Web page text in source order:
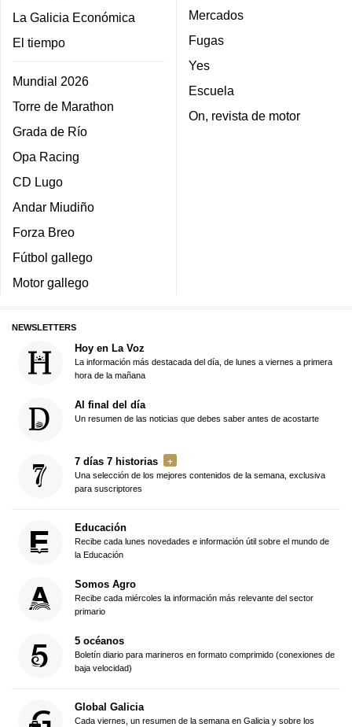
La Galicia Económica
El tiempo
Mundial 2026
Torre de Marathon
Grada de Río
Opa Racing
CD Lugo
Andar Miudiño
Forza Breo
Fútbol gallego
Motor gallego
Mercados
Fugas
Yes
Escuela
On, revista de motor
NEWSLETTERS
Hoy en La Voz
La información más destacada del día, de lunes a viernes a primera
hora de la mañana
Al final del día
Un resumen de las noticias que debes saber antes de acostarte
7 días 7 historias
Una selección de los mejores contenidos de la semana, exclusiva
para suscriptores
Educación
Recibe cada lunes novedades e información útil sobre el mundo de
la Educación
Somos Agro
Recibe cada miércoles la información más relevante del sector
primario
5 océanos
Boletín diario para marineros en formato comprimido (conexiones de
baja velocidad)
Global Galicia
Cada viernes, un resumen de la semana en Galicia y sobre los